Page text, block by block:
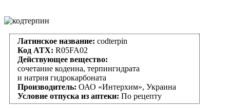
Латинское название: codterpin
Код АТХ: R05FA02
Действующее вещество:
сочетание кодеина, терпингидрата
и натрия гидрокарбоната
Производитель: ОАО «Интерхим», Украина
Условие отпуска из аптеки: По рецепту